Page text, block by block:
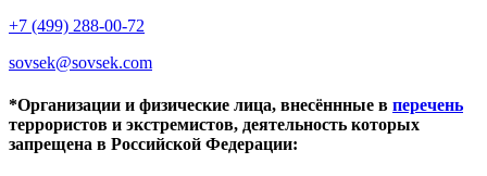
+7 (499) 288-00-72
sovsek@sovsek.com
*Организации и физические лица, внесённные в перечень
террористов и экстремистов, деятельность которых
запрещена в Российской Федерации: